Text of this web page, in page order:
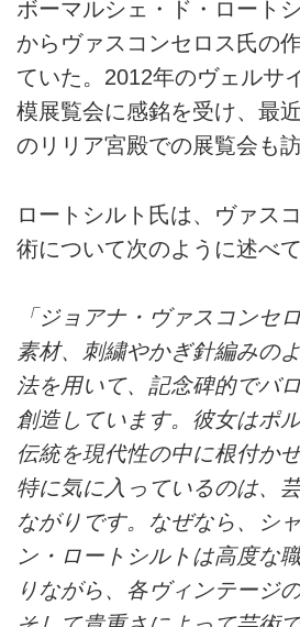
ボーマルシェ・ド・ロート
からヴァスコンセロス氏の
ていた。2012年のヴェルサ
模展覧会に感銘を受け、最
のリリア宮殿での展覧会も訪
ロートシルト氏は、ヴァス
術について次のように述べて
「ジョアナ・ヴァスコンセ
素材、刺繍やかぎ針編みの
法を用いて、記念碑的でバ
創造しています。彼女はポ
伝統を現代性の中に根付か
特に気に入っているのは、
ながりです。なぜなら、シ
ン・ロートシルトは高度な
りながら、各ヴィンテージ